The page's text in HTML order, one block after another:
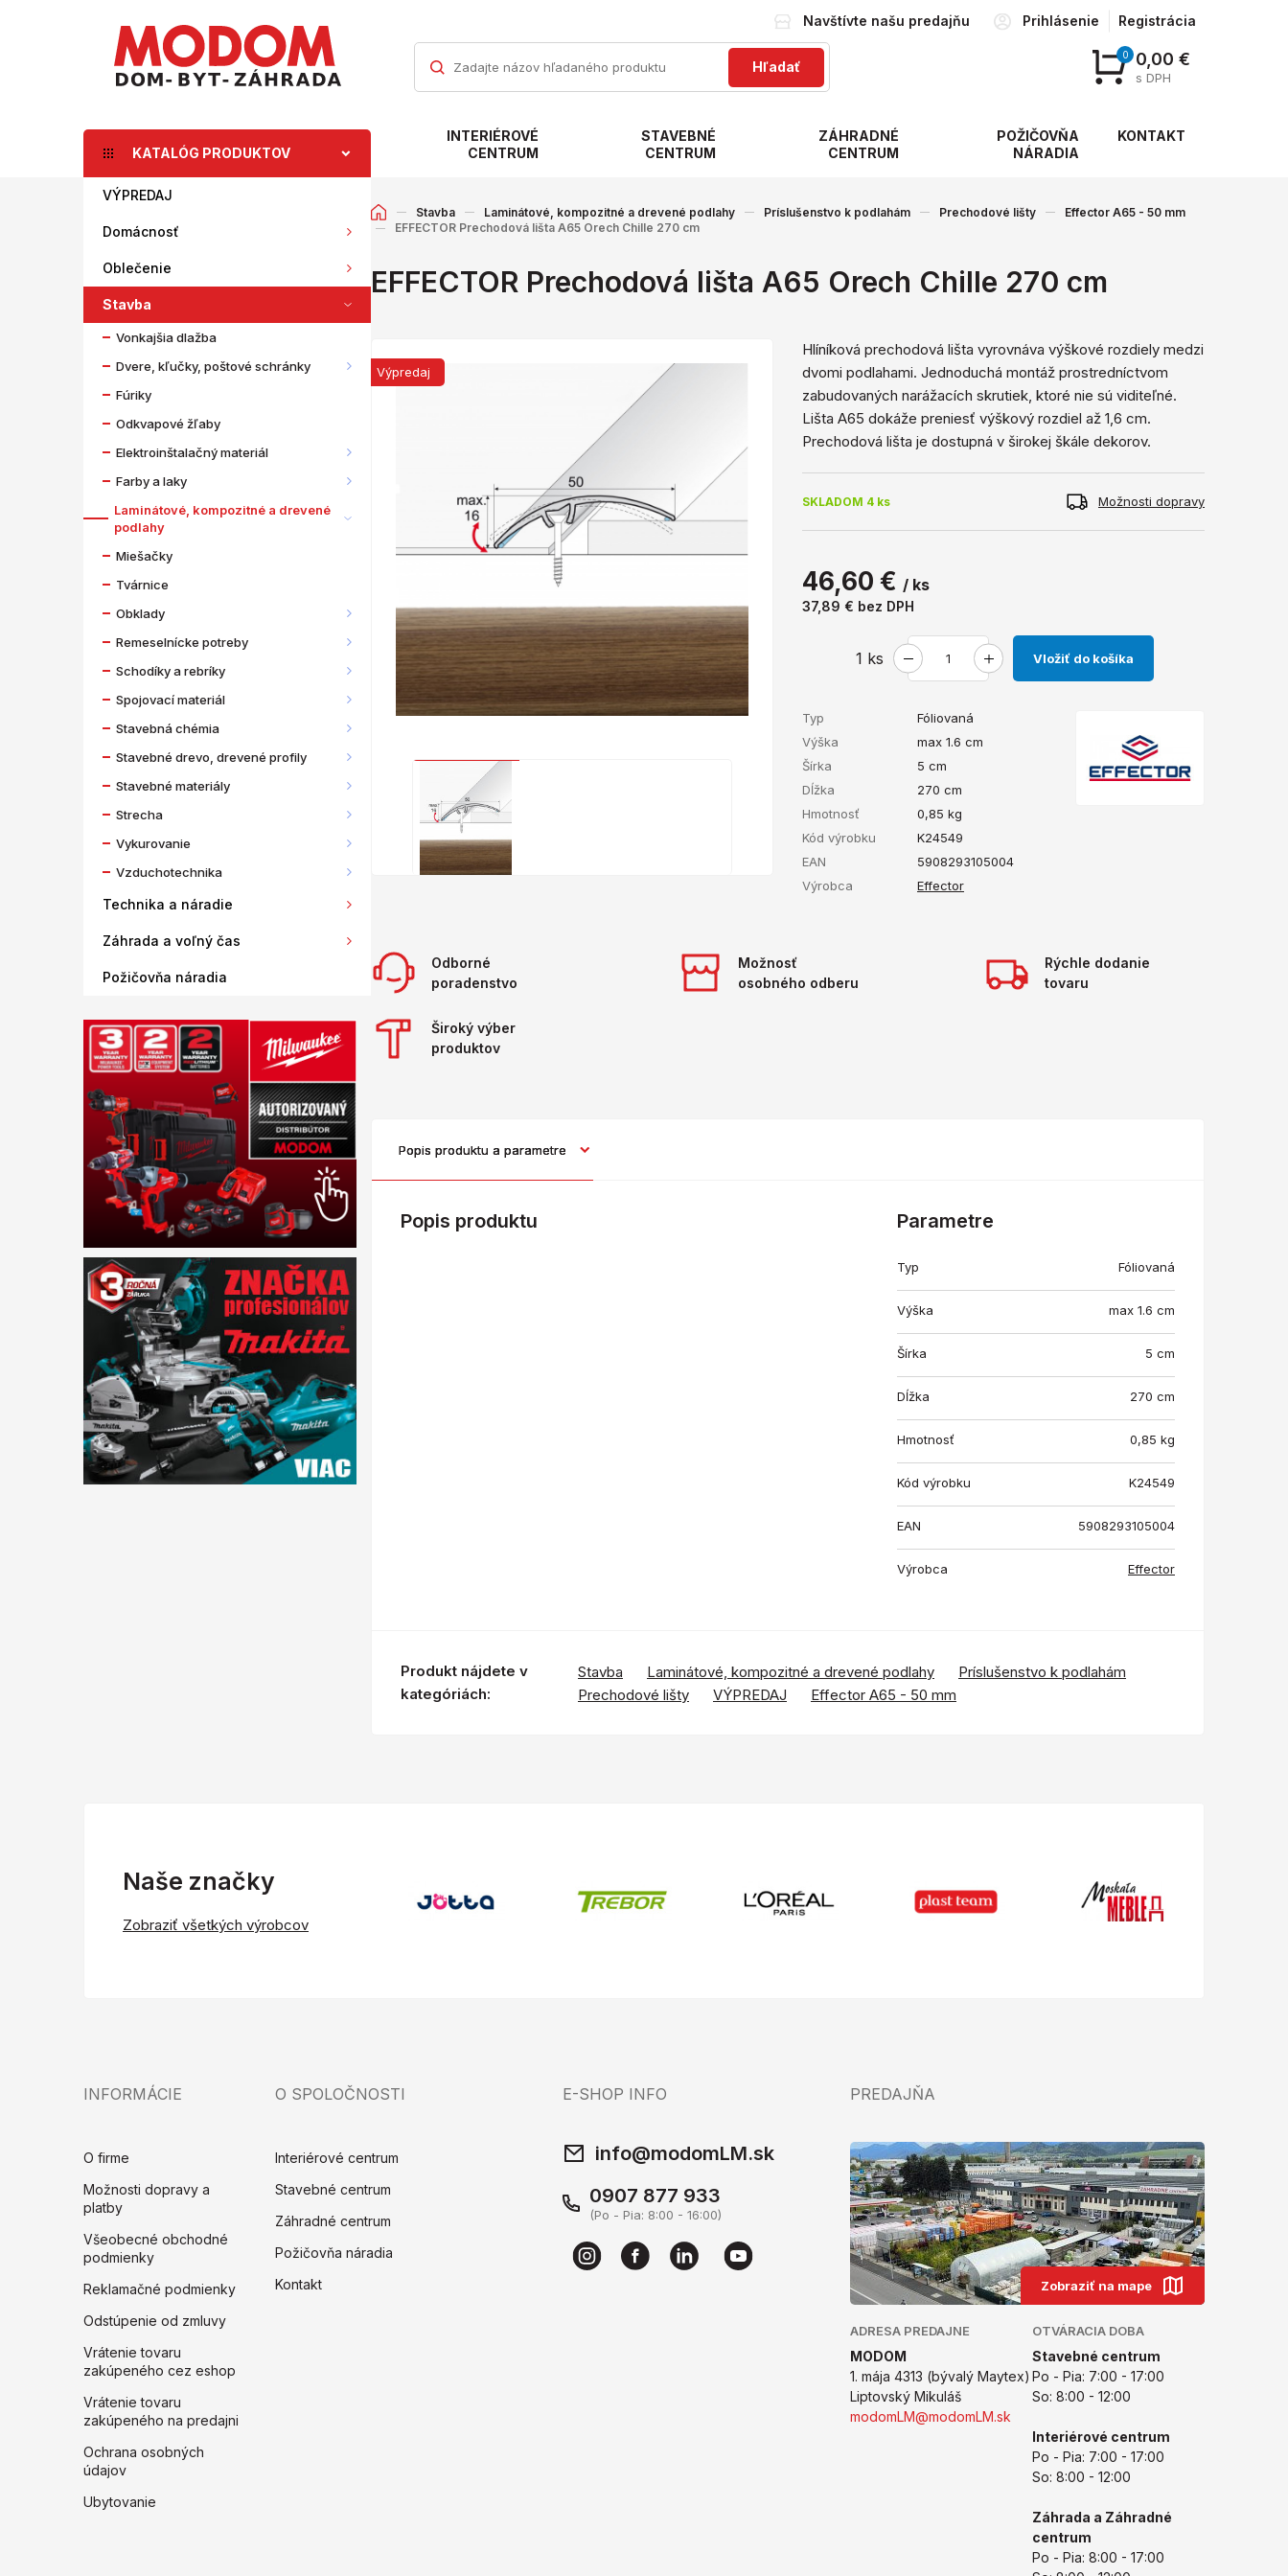
Navštívte našu predajňu Prihlásenie Registrácia
Hľadať
0 0,00 €
s DPH
INTERIÉROVÉ
CENTRUM
STAVEBNÉ
CENTRUM
ZÁHRADNÉ
CENTRUM
POŽIČOVŇA
NÁRADIA
KONTAKT
KATALÓG PRODUKTOV
VÝPREDAJ
Domácnosť
Oblečenie
Stavba
Vonkajšia dlažba
Dvere, kľučky, poštové schránky
Fúriky
Odkvapové žľaby
Elektroinštalačný materiál
Farby a laky
Laminátové, kompozitné a drevené
podlahy
Miešačky
Tvárnice
Obklady
Remeselnícke potreby
Schodíky a rebríky
Spojovací materiál
Stavebná chémia
Stavebné drevo, drevené profily
Stavebné materiály
Strecha
Vykurovanie
Vzduchotechnika
Technika a náradie
Záhrada a voľný čas
Požičovňa náradia
Stavba Laminátové, kompozitné a drevené podlahy Príslušenstvo k podlahám Prechodové lišty
Effector A65 - 50 mm
EFFECTOR Prechodová lišta A65 Orech Chille 270 cm
EFFECTOR Prechodová lišta A65 Orech Chille 270 cm
Výpredaj
Hlíníková prechodová lišta vyrovnáva výškové rozdiely medzi
dvomi podlahami. Jednoduchá montáž prostredníctvom
zabudovaných narážacích skrutiek, ktoré nie sú viditeľné.
Lišta A65 dokáže preniesť výškový rozdiel až 1,6 cm.
Prechodová lišta je dostupná v širokej škále dekorov.
SKLADOM 4 ks Možnosti dopravy
46,60 € / ks
37,89 € bez DPH
1 ks Vložiť do košíka
Typ
Fóliovaná
Výška
max 1.6 cm
Šírka
5 cm
Dĺžka
270 cm
Hmotnosť
0,85 kg
Kód výrobku
K24549
EAN
5908293105004
Výrobca
Effector
Odborné
poradenstvo
Možnosť
osobného odberu
Rýchle dodanie
tovaru
Široký výber
produktov
Popis produktu a parametre
Popis produktu Parametre
Typ Fóliovaná
Výška max 1.6 cm
Šírka 5 cm
Dĺžka 270 cm
Hmotnosť 0,85 kg
Kód výrobku K24549
EAN 5908293105004
Výrobca Effector
Produkt nájdete v
kategóriách:
Stavba Laminátové, kompozitné a drevené podlahy
Príslušenstvo k podlahám
Prechodové lišty
VÝPREDAJ Effector A65 - 50 mm
Naše značky
Zobraziť všetkých výrobcov
INFORMÁCIE
O firme
Možnosti dopravy a
platby
Všeobecné obchodné
podmienky
Reklamačné podmienky
Odstúpenie od zmluvy
Vrátenie tovaru
zakúpeného cez eshop
Vrátenie tovaru
zakúpeného na predajni
Ochrana osobných
údajov
Ubytovanie
O SPOLOČNOSTI
Interiérové centrum
Stavebné centrum
Záhradné centrum
Požičovňa náradia
Kontakt
E-SHOP INFO
info@modomLM.sk
0907 877 933
(Po - Pia: 8:00 - 16:00)
PREDAJŇA
Zobraziť na mape
ADRESA PREDAJNE
MODOM
1. mája 4313 (bývalý Maytex)
Liptovský Mikuláš
modomLM@modomLM.sk
OTVÁRACIA DOBA
Stavebné centrum
Po - Pia: 7:00 - 17:00
So: 8:00 - 12:00
Interiérové centrum
Po - Pia: 7:00 - 17:00
So: 8:00 - 12:00
Záhrada a Záhradné
centrum
Po - Pia: 8:00 - 17:00